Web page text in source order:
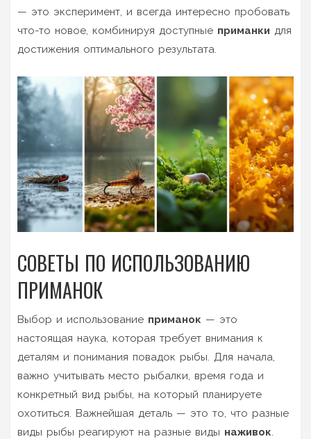
— это эксперимент, и всегда интересно пробовать
что-то новое, комбинируя доступные приманки для
достижения оптимального результата.
СОВЕТЫ ПО ИСПОЛЬЗОВАНИЮ
ПРИМАНОК
Выбор и использование приманок — это
настоящая наука, которая требует внимания к
деталям и понимания повадок рыбы. Для начала,
важно учитывать место рыбалки, время года и
конкретный вид рыбы, на который планируете
охотиться. Важнейшая деталь — это то, что разные
виды рыбы реагируют на разные виды наживок.